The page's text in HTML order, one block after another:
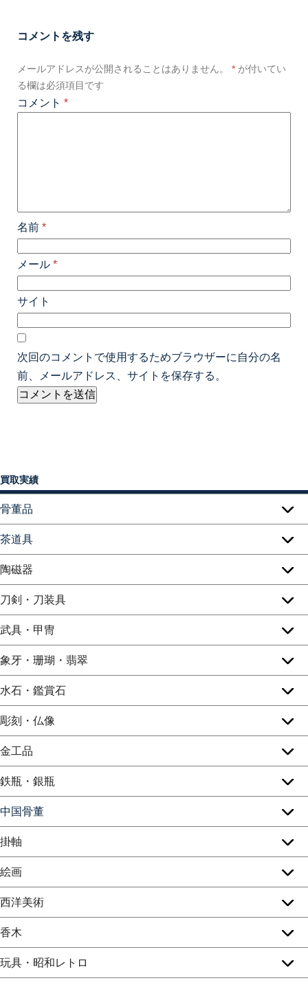
コメントを残す
メールアドレスが公開されることはありません。 * が付いてい
る欄は必須項目です
コメント *
名前 *
メール *
サイト
次回のコメントで使用するためブラウザーに自分の名
前、メールアドレス、サイトを保存する。
買取実績
骨董品
茶道具
陶磁器
刀剣・刀装具
武具・甲冑
象牙・珊瑚・翡翠
水石・鑑賞石
彫刻・仏像
金工品
鉄瓶・銀瓶
中国骨董
掛軸
絵画
西洋美術
香木
玩具・昭和レトロ